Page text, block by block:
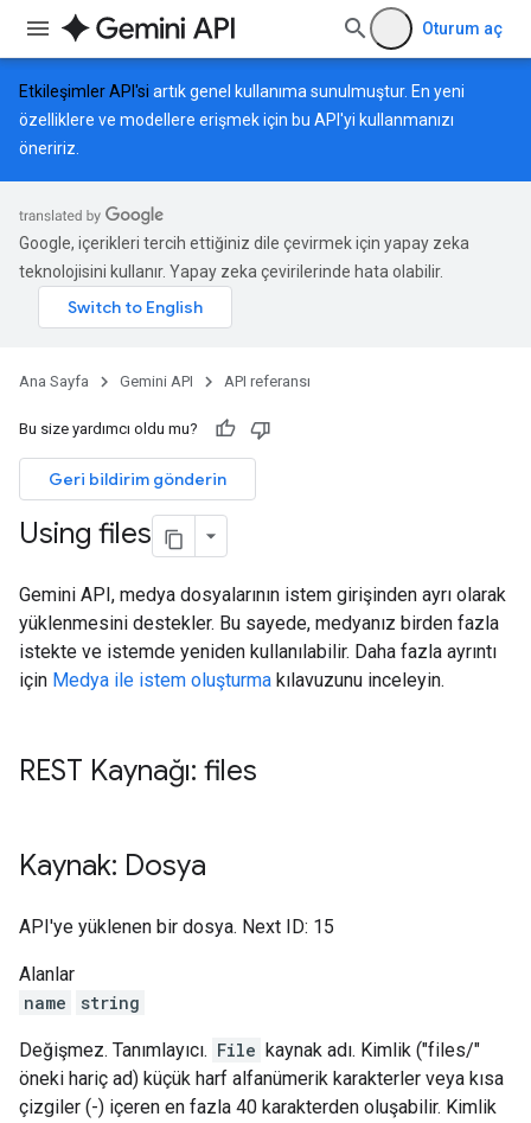
Oturum aç
Etkileşimler API'si artık genel kullanıma sunulmuştur. En yeni
özelliklere ve modellere erişmek için bu API'yi kullanmanızı
öneririz.
Google, içerikleri tercih ettiğiniz dile çevirmek için yapay zeka
teknolojisini kullanır. Yapay zeka çevirilerinde hata olabilir.
Ana Sayfa Gemini API API referansı
Bu size yardımcı oldu mu?
Geri bildirim gönderin
Using files
Gemini API, medya dosyalarının istem girişinden ayrı olarak
yüklenmesini destekler. Bu sayede, medyanız birden fazla
istekte ve istemde yeniden kullanılabilir. Daha fazla ayrıntı
için Medya ile istem oluşturma kılavuzunu inceleyin.
REST Kaynağı: files
Kaynak: Dosya
API'ye yüklenen bir dosya. Next ID: 15
Alanlar
name
string
Değişmez. Tanımlayıcı. File kaynak adı. Kimlik ("files/"
öneki hariç ad) küçük harf alfanümerik karakterler veya kısa
çizgiler (-) içeren en fazla 40 karakterden oluşabilir. Kimlik